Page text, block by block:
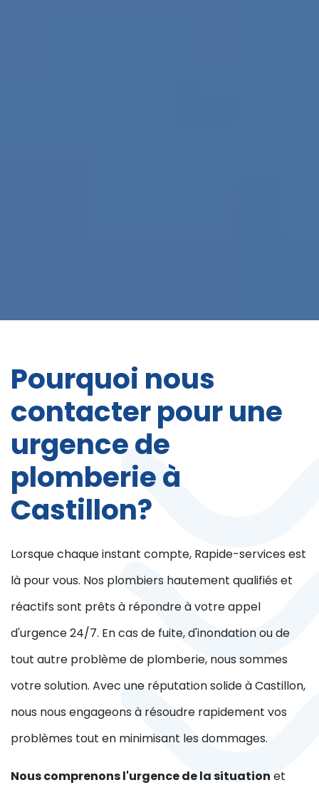
Pourquoi nous
contacter pour une
urgence de
plomberie à
Castillon?
Lorsque chaque instant compte, Rapide-services est
là pour vous. Nos plombiers hautement qualifiés et
réactifs sont prêts à répondre à votre appel
d'urgence 24/7. En cas de fuite, d'inondation ou de
tout autre problème de plomberie, nous sommes
votre solution. Avec une réputation solide à Castillon,
nous nous engageons à résoudre rapidement vos
problèmes tout en minimisant les dommages.
Nous comprenons l'urgence de la situation et